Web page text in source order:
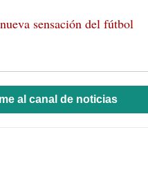
sensación del fútbol
al canal de noticias